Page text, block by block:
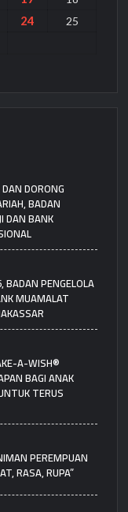
24 25
DORONG
BADAN
DAN BANK
BADAN PENGELOLA
MUAMALAT
A-WISH®
BAGI ANAK
TERUS
PEREMPUAN
RASA, RUPA”